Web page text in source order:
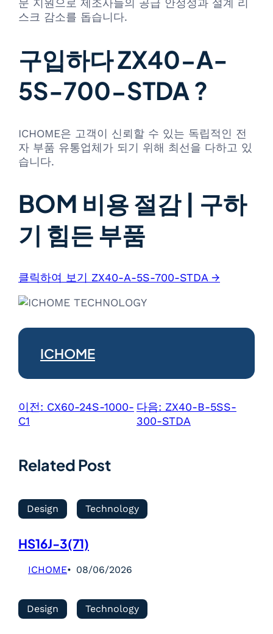
문 지원으로 제조사들의 공급 안정성과 설계 리
스크 감소를 돕습니다.
구입하다 ZX40-A-
5S-700-STDA ?
ICHOME은 고객이 신뢰할 수 있는 독립적인 전
자 부품 유통업체가 되기 위해 최선을 다하고 있
습니다.
BOM 비용 절감 | 구하
기 힘든 부품
클릭하여 보기 ZX40-A-5S-700-STDA →
ICHOME
이전: CX60-24S-1000-
C1
다음: ZX40-B-5SS-
300-STDA
Related Post
Design Technology
HS16J-3(71)
ICHOME 08/06/2026
Design Technology